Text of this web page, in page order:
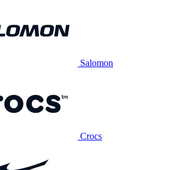
Salomon
Crocs